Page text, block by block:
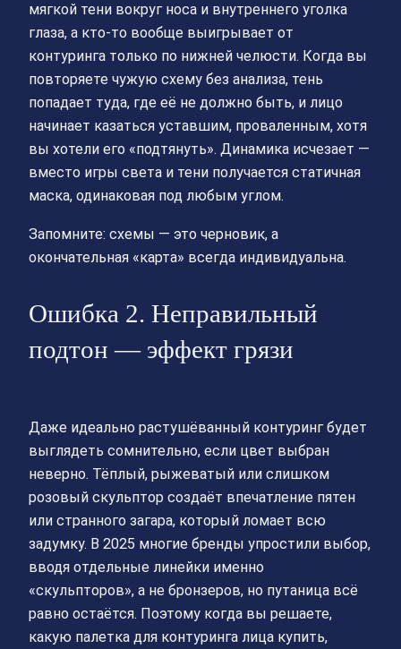
мягкой тени вокруг носа и внутреннего уголка
глаза, а кто-то вообще выигрывает от
контуринга только по нижней челюсти. Когда вы
повторяете чужую схему без анализа, тень
попадает туда, где её не должно быть, и лицо
начинает казаться уставшим, проваленным, хотя
вы хотели его «подтянуть». Динамика исчезает —
вместо игры света и тени получается статичная
маска, одинаковая под любым углом.
Запомните: схемы — это черновик, а
окончательная «карта» всегда индивидуальна.
Ошибка 2. Неправильный
подтон — эффект грязи
Даже идеально растушёванный контуринг будет
выглядеть сомнительно, если цвет выбран
неверно. Тёплый, рыжеватый или слишком
розовый скульптор создаёт впечатление пятен
или странного загара, который ломает всю
задумку. В 2025 многие бренды упростили выбор,
вводя отдельные линейки именно
«скульпторов», а не бронзеров, но путаница всё
равно остаётся. Поэтому когда вы решаете,
какую палетка для контуринга лица купить,